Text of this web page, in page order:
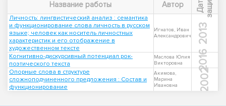
Название работы Автор Д
а
т
а
з
а
щ
и
т
Личность: лингвистический анализ : семантика
и функционирование слова личность в русском
языке; человек как носитель личностных
характеристик и его отображение в
художественном тексте
Игнатов, Иван
Александрович
2013
Когнитивно-дискурсивный потенциал рок-
поэтического текста
Маслова Юлия
Викторовна
2016
Опорные слова в структуре
сложноподчиненного предложения : Состав и
функционирование
Акимова,
Марина
Ивановна
2002